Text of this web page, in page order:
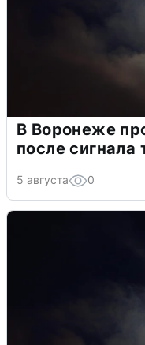
В Воронеже
после сигнала
5 августа 0